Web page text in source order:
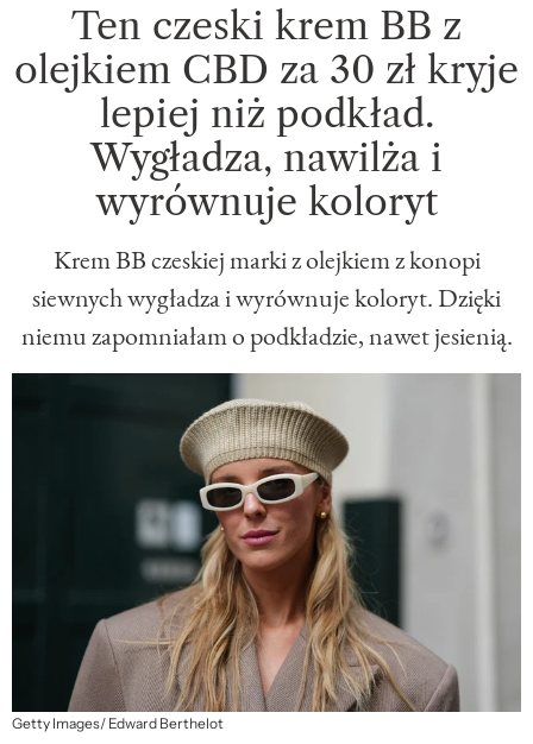
Ten czeski krem BB z
olejkiem CBD za 30 zł kryje
lepiej niż podkład.
Wygładza, nawilża i
wyrównuje koloryt
Krem BB czeskiej marki z olejkiem z konopi
siewnych wygładza i wyrównuje koloryt. Dzięki
niemu zapomniałam o podkładzie, nawet jesienią.
Getty Images/ Edward Berthelot